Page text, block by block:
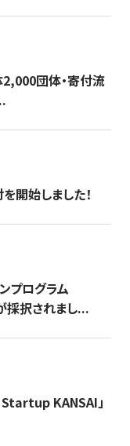
団体・寄付流
開始しました！
プログラム
採択されまし...
KANSAI」